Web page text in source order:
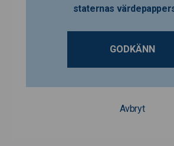
staternas
GODKÄNN
Avbryt